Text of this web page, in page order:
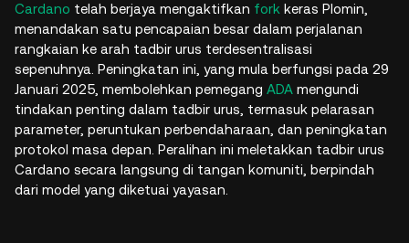
Cardano telah berjaya mengaktifkan fork keras Plomin,
menandakan satu pencapaian besar dalam perjalanan
rangkaian ke arah tadbir urus terdesentralisasi
sepenuhnya. Peningkatan ini, yang mula berfungsi pada 29
Januari 2025, membolehkan pemegang ADA mengundi
tindakan penting dalam tadbir urus, termasuk pelarasan
parameter, peruntukan perbendaharaan, dan peningkatan
protokol masa depan. Peralihan ini meletakkan tadbir urus
Cardano secara langsung di tangan komuniti, berpindah
dari model yang diketuai yayasan.